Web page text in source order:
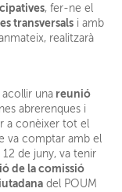
, fer-ne el
transversals i amb
realitzarà
acollir una reunió
abrerenques i
a conèixer tot el
va comptar amb el
12 de juny, va tenir
de la comissió
del POUM